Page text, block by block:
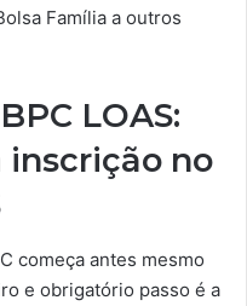
Família a outros
LOAS:
inscrição no
começa antes mesmo
e obrigatório passo é a